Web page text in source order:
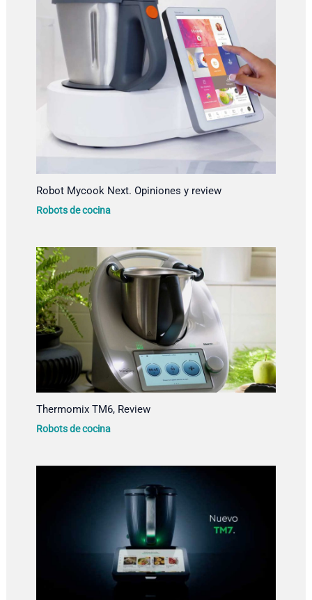
Robot Mycook Next. Opiniones y review
Robots de cocina
Thermomix TM6, Review
Robots de cocina